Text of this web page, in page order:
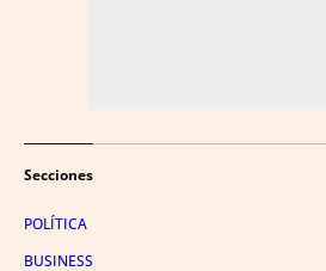
Secciones
POLÍTICA
BUSINESS